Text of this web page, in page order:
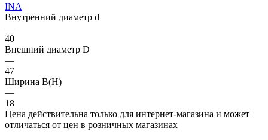
INA
Внутренний диаметр d
—
40
Внешний диаметр D
—
47
Ширина B(H)
—
18
Цена действительна только для интернет-магазина и может
отличаться от цен в розничных магазинах